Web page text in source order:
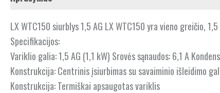
LX WTC150 siurblys 1,5 AG LX WTC150 yra vieno greičio,
Specifikacijos:
Variklio galia: 1,5 AG (1,1 kW) Srovės sąnaudos: 6,1 A
Konstrukcija: Centrinis įsiurbimas su savaiminio išleidimo
Konstrukcija: Termiškai apsaugotas variklis